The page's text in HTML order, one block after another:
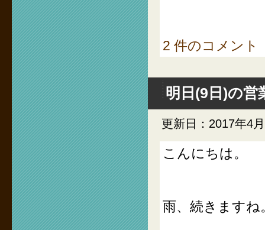
2 件のコメント
明日(9日)の営
更新日：2017年4
こんにちは。
雨、続きます